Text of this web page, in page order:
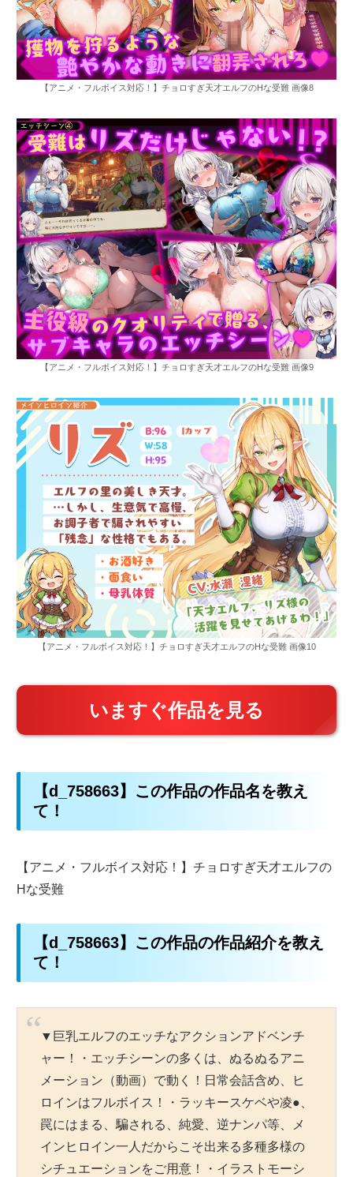
【アニメ・フルボイス対応！】チョロすぎ天才エルフのHな受難 画像8
【アニメ・フルボイス対応！】チョロすぎ天才エルフのHな受難 画像9
【アニメ・フルボイス対応！】チョロすぎ天才エルフのHな受難 画像10
いますぐ作品を見る
【d_758663】この作品の作品名を教え
て！
【アニメ・フルボイス対応！】チョロすぎ天才エルフの
Hな受難
【d_758663】この作品の作品紹介を教え
て！
▼巨乳エルフのエッチなアクションアドベンチ
ャー！・エッチシーンの多くは、ぬるぬるアニ
メーション（動画）で動く！日常会話含め、ヒ
ロインはフルボイス！・ラッキースケベや凌●、
罠にはまる、騙される、純愛、逆ナンパ等、メ
インヒロイン一人だからこそ出来る多種多様の
シチュエーションをご用意！・イラストモーシ